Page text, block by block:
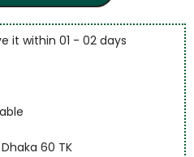
it within 01 - 02 days
60 TK